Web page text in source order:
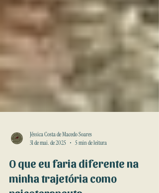
31 de mai. de 2025
5 min de leitura
O que eu faria diferente na